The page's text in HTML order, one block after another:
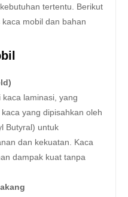
tertentu. Berikut
mobil dan bahan
kaca laminasi, yang
yang dipisahkan oleh
Butyral) untuk
dan kekuatan. Kaca
dampak kuat tanpa